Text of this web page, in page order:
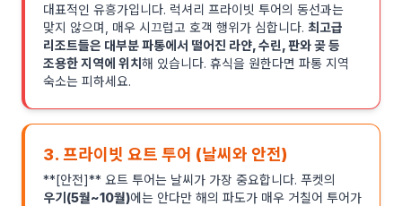
대표적인 유흥가입니다. 럭셔리 프라이빗 투어의 동선과는
맞지 않으며, 매우 시끄럽고 호객 행위가 심합니다. 최고급
리조트들은 대부분 파통에서 떨어진 라얀, 수린, 판와 곶 등
조용한 지역에 위치 해 있습니다. 휴식을 원한다면 파통 지역
숙소는 피하세요.
3. 프라이빗 요트 투어 (날씨와 안전)
**[안전]** 요트 투어는 날씨가 가장 중요합니다. 푸켓의
우기(5월~10월)에는 안다만 해의 파도가 매우 거칠어 투어가